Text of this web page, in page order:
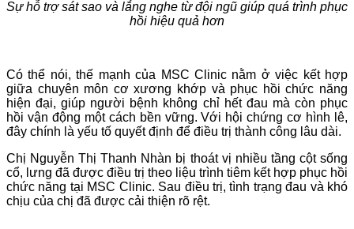
Sự hỗ trợ sát sao và lắng nghe từ đội ngũ giúp quá trình phục
hồi hiệu quả hơn
Có thể nói, thế mạnh của MSC Clinic nằm ở việc kết hợp
giữa chuyên môn cơ xương khớp và phục hồi chức năng
hiện đại, giúp người bệnh không chỉ hết đau mà còn phục
hồi vận động một cách bền vững. Với hội chứng cơ hình lê,
đây chính là yếu tố quyết định để điều trị thành công lâu dài.
Chị Nguyễn Thị Thanh Nhàn bị thoát vị nhiều tầng cột sống
cổ, lưng đã được điều trị theo liệu trình tiêm kết hợp phục hồi
chức năng tại MSC Clinic. Sau điều trị, tình trạng đau và khó
chịu của chị đã được cải thiện rõ rệt.